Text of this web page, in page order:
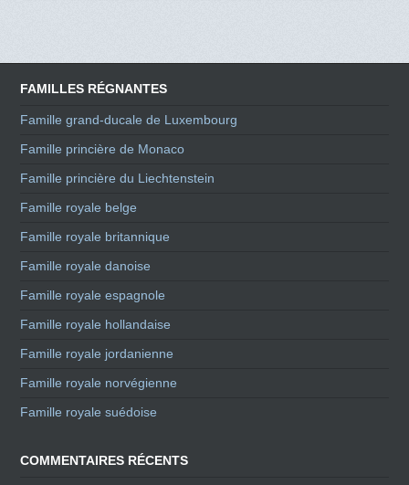
FAMILLES RÉGNANTES
Famille grand-ducale de Luxembourg
Famille princière de Monaco
Famille princière du Liechtenstein
Famille royale belge
Famille royale britannique
Famille royale danoise
Famille royale espagnole
Famille royale hollandaise
Famille royale jordanienne
Famille royale norvégienne
Famille royale suédoise
COMMENTAIRES RÉCENTS